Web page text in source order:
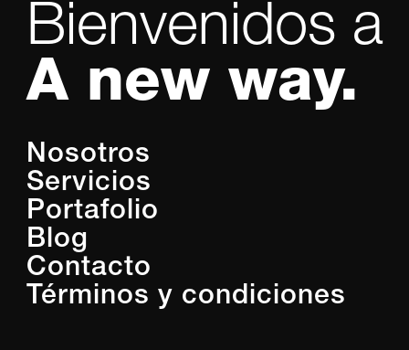
Bienvenidos a
A new way.
Nosotros
Servicios
Portafolio
Blog
Contacto
Términos y condiciones